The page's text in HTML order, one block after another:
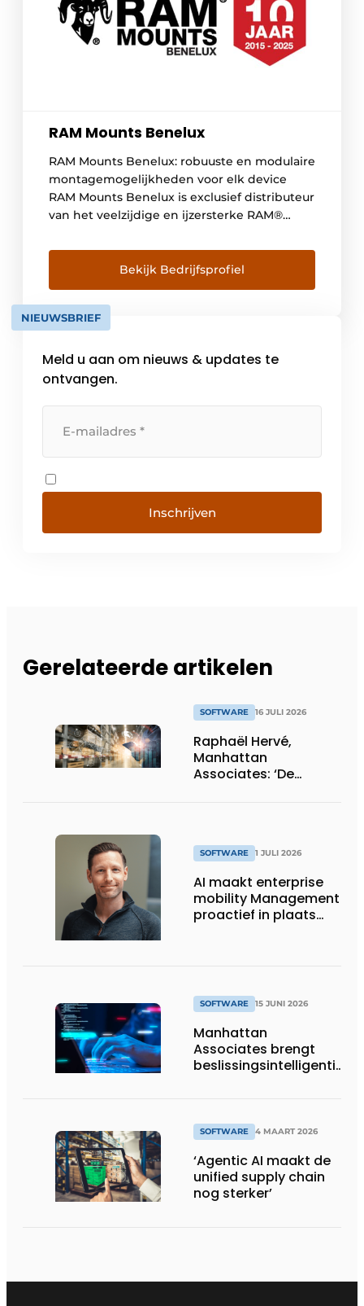
RAM Mounts Benelux
RAM Mounts Benelux: robuuste en modulaire
montagemogelijkheden voor elk device
RAM Mounts Benelux is exclusief distributeur
van het veelzijdige en ijzersterke RAM®
het veilig en ergonomisch bevestigen van
mobiele apparatuur. Onze oplossingen
worden veelvuldig toegepast in magazijnen,
voertuigen, heftrucks en op werkplekken
waar betrouwbaarheid en flexibiliteit
Bekijk Bedrijfsprofiel
NIEUWSBRIEF
Meld u aan om nieuws & updates te
ontvangen.
Inschrijven
Gerelateerde artikelen
SOFTWARE 16 JULI 2026
Raphaël Hervé,
Manhattan
Associates: ‘De
SOFTWARE 1 JULI 2026
AI maakt enterprise
mobility Management
proactief in plaats
SOFTWARE 15 JUNI 2026
Manhattan
Associates brengt
beslissingsintelligentie
SOFTWARE 4 MAART 2026
‘Agentic AI maakt de
unified supply chain
nog sterker’